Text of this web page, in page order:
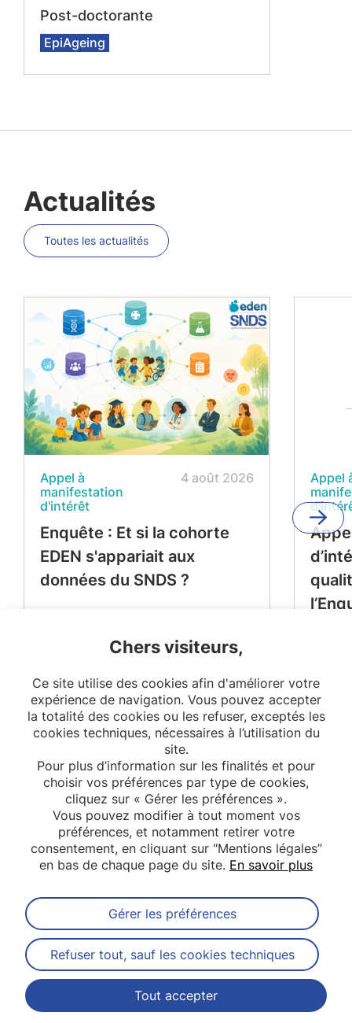
Post-doctorante
EpiAgeing
Actualités
Toutes les actualités
Appel à
manifestation
d'intérêt
4 août 2026
Enquête : Et si la cohorte
EDEN s'appariait aux
données du SNDS ?
Appel
Abonnez-vous à notre newsletter
Contact Mentions légales Plan du site
Chers visiteurs,
Ce site utilise des cookies afin d'améliorer votre
expérience de navigation. Vous pouvez accepter
la totalité des cookies ou les refuser, exceptés les
cookies techniques, nécessaires à l’utilisation du
site.
Pour plus d’information sur les finalités et pour
choisir vos préférences par type de cookies,
cliquez sur « Gérer les préférences ».
Vous pouvez modifier à tout moment vos
préférences, et notamment retirer votre
consentement, en cliquant sur "Mentions légales”
en bas de chaque page du site. En savoir plus
Gérer les préférences
Refuser tout, sauf les cookies techniques
Tout accepter